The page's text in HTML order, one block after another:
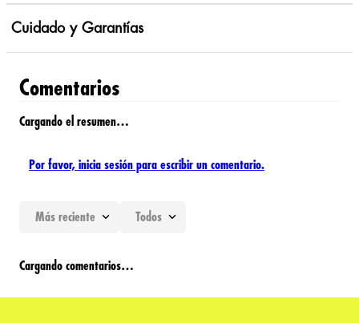
Cuidado y Garantías
Comentarios
Cargando el resumen…
Por favor, inicia sesión para escribir un comentario.
Más reciente Todos
Cargando comentarios…